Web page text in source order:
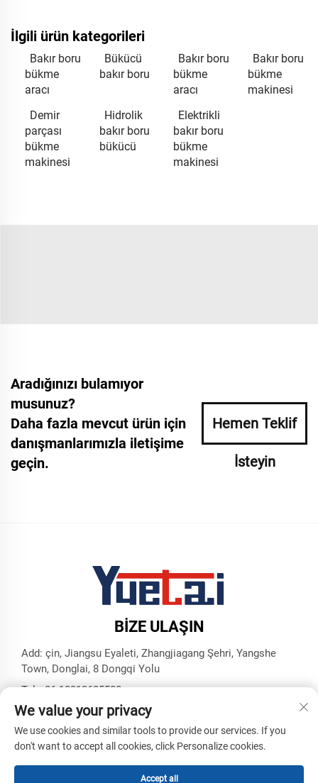
İlgili ürün kategorileri
Bakır boru
bükme
aracı
Bükücü
bakır boru
Bakır boru
bükme
aracı
Bakır boru
bükme
makinesi
Demir
parçası
bükme
makinesi
Hidrolik
bakır boru
bükücü
Elektrikli
bakır boru
bükme
makinesi
Aradığınızı bulamıyor
musunuz?
Daha fazla mevcut ürün için
danışmanlarımızla iletişime
geçin.
Hemen Teklif
İsteyin
BIZE ULAŞIN
Add: çin, Jiangsu Eyaleti, Zhangjiagang Şehri, Yangshe
Town, Donglai, 8 Dongqi Yolu
Tel:+86 18913625580
E-posta:[email protected]
ve Ticaret A.Ş. Tüm Hakları Saklıdır -
We value your privacy
We use cookies and similar tools to provide our services. If you
don't want to accept all cookies, click Personalize cookies.
Accept all